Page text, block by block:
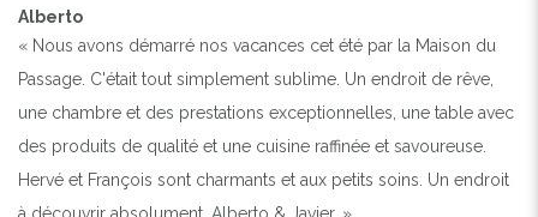
Alberto
« Nous avons démarré nos vacances cet été par la Maison du
Passage. C'était tout simplement sublime. Un endroit de rêve,
une chambre et des prestations exceptionnelles, une table avec
des produits de qualité et une cuisine raffinée et savoureuse.
Hervé et François sont charmants et aux petits soins. Un endroit